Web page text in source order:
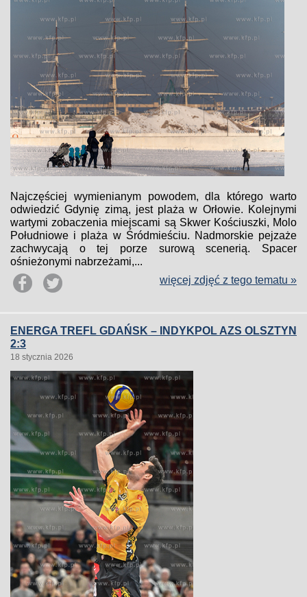
Najczęściej wymienianym powodem, dla którego warto
odwiedzić Gdynię zimą, jest plaża w Orłowie. Kolejnymi
wartymi zobaczenia miejscami są Skwer Kościuszki, Molo
Południowe i plaża w Śródmieściu. Nadmorskie pejzaże
zachwycają o tej porze surową scenerią. Spacer
ośnieżonymi nabrzeżami,...
więcej zdjęć z tego tematu »
ENERGA TREFL GDAŃSK – INDYKPOL AZS OLSZTYN
2:3
18 stycznia 2026